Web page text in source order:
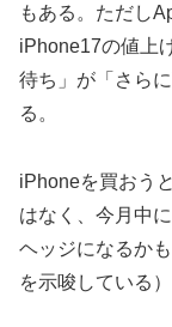
もある。ただし
iPhone17の値上
待ち」が「さら
る。
iPhoneを買おう
はなく、今月中
ヘッジになるか
を示唆している）